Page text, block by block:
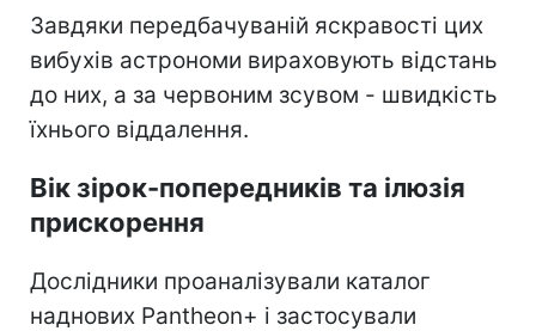
Завдяки передбачуваній яскравості цих
вибухів астрономи вираховують відстань
до них, а за червоним зсувом - швидкість
їхнього віддалення.
Вік зірок-попередників та ілюзія
прискорення
Дослідники проаналізували каталог
наднових Pantheon+ і застосували